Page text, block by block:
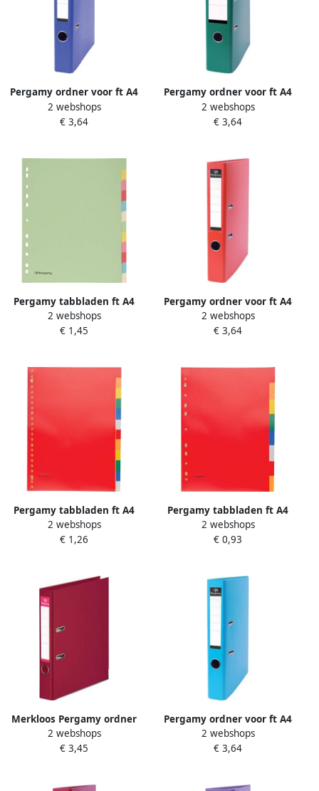
Pergamy ordner voor ft A4
uit PP en papier zonder
beschermrand rug van 5 cm
2 webshops
€ 3,64
Pergamy ordner voor ft A4
uit PP en papier zonder
beschermrand rug van 7 5
2 webshops
€ 3,64
Pergamy tabbladen ft A4
maxi 11-gaatsperforatie
karton geassorteerde
2 webshops
€ 1,45
Pergamy ordner voor ft A4
uit PP en papier zonder
beschermrand rug van 5 cm
2 webshops
€ 3,64
Pergamy tabbladen ft A4
23-gaatsperforatie PP 12
tabs in geassorteerde
2 webshops
€ 1,26
Pergamy tabbladen ft A4
11-gaatsperforatie PP 8 tabs
in geassorteerde kleuren 65
2 webshops
€ 0,93
Merkloos Pergamy ordner
voor ft A4 volledig uit PP
rug van 5 cm bordeaux
2 webshops
€ 3,45
Pergamy ordner voor ft A4
uit PP en papier zonder
beschermrand rug van 5 cm
2 webshops
€ 3,64